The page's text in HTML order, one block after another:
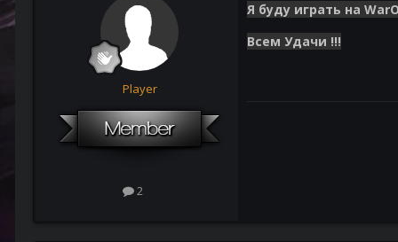
Player
2
Я буду играть на
Всем Удачи !!!